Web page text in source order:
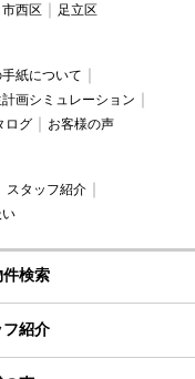
西区 足立区
紙について
画シミュレーション
ログ お客様の声
スタッフ紹介
検索
フ紹介